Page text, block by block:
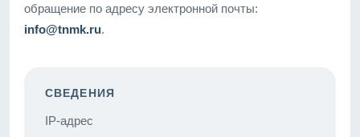
обращение по адресу электронной почты:
info@tnmk.ru.
СВЕДЕНИЯ
IP-адрес